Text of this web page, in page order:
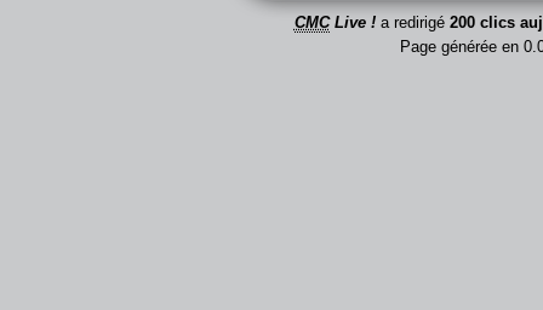
CMCLive !a redirigé 200 clics
Page générée en